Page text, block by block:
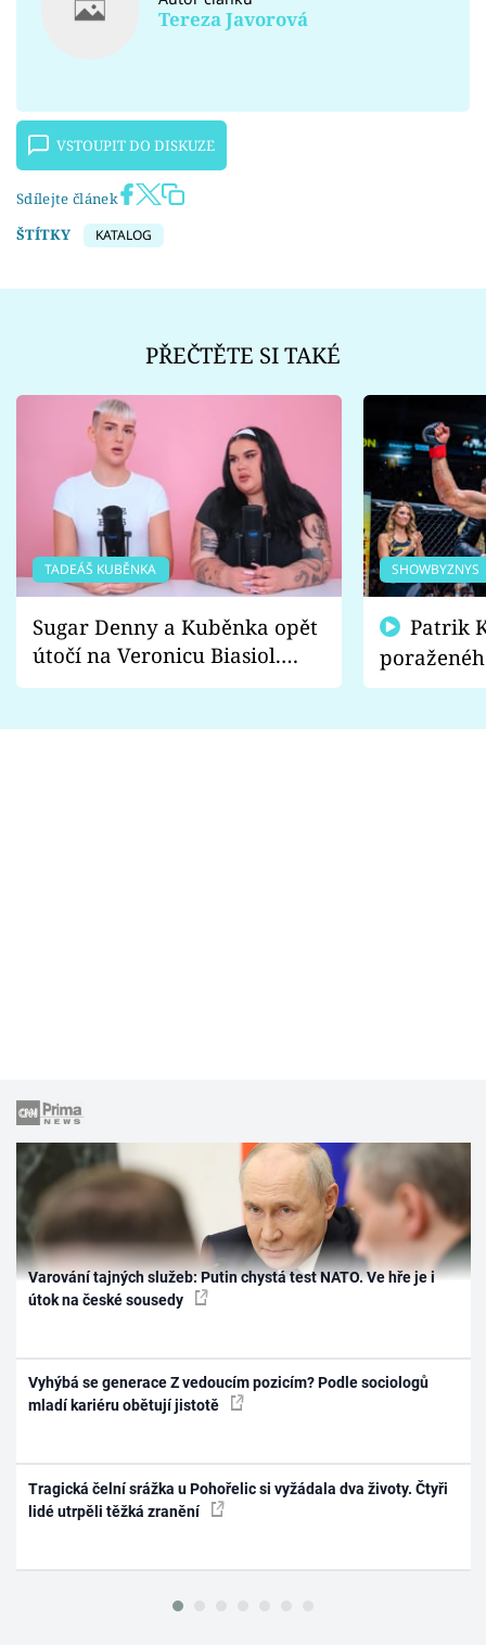
Tereza Javorová
VSTOUPIT DO DISKUZE
Sdílejte článek
ŠTÍTKY
KATALOG
PŘEČTĚTE SI TAKÉ
TADEÁŠ KUBĚNKA
Sugar Denny a Kuběnka opět
útočí na Veronicu Biasiol.
Proč je podle nich falešná a
SHOWBYZNYS
fanoušci
Varování tajných služeb: Putin chystá test NATO. Ve hře je i
útok na české sousedy
Vyhýbá se generace Z vedoucím pozicím? Podle sociologů
mladí kariéru obětují jistotě
Tragická čelní srážka u Pohořelic si vyžádala dva životy. Čtyři
lidé utrpěli těžká zranění